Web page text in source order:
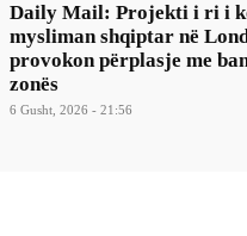
Daily Mail: Projekti i ri i
mysliman shqiptar në
provokon përplasje me
zonës
6 Gusht, 2026 - 21:56